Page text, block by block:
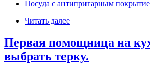
Посуда с антипригарным
Читать далее
Первая помощница на
выбрать терку.